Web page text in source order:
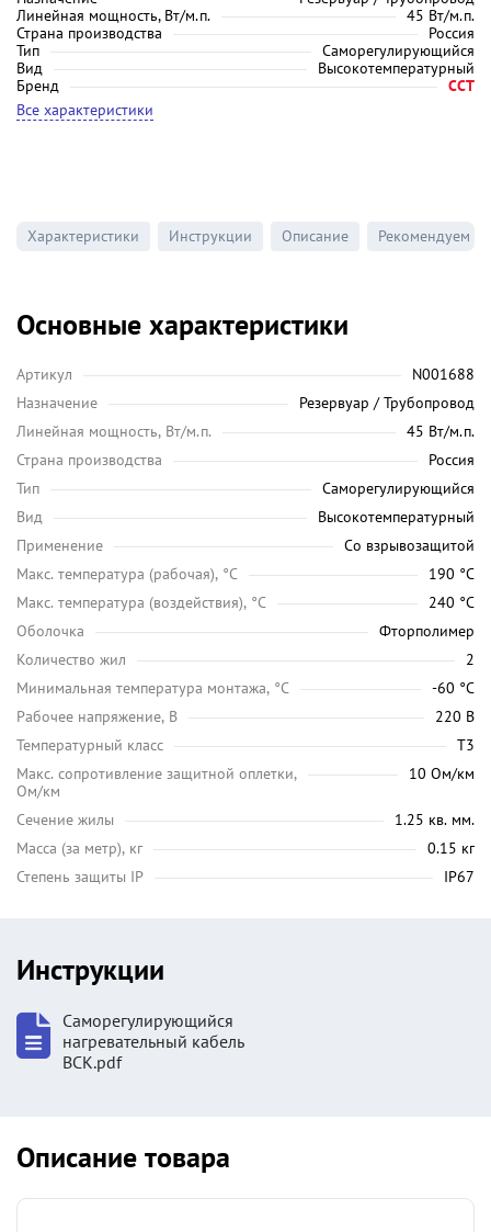
Линейная мощность, Вт/м.п.
45 Вт/м.п.
Страна производства
Россия
Тип
Саморегулирующийся
Вид
Высокотемпературный
Бренд
ССТ
Все характеристики
Характеристики Инструкции Описание Рекомендуем
Основные характеристики
Артикул
N001688
Назначение
Резервуар / Трубопровод
Линейная мощность, Вт/м.п.
45 Вт/м.п.
Страна производства
Россия
Тип
Саморегулирующийся
Вид
Высокотемпературный
Применение
Со взрывозащитой
Maкс. температура (рабочая), °C
190 °C
Макс. температура (воздействия), °C
240 °C
Оболочка
Фторполимер
Количество жил
2
Минимальная температура монтажа, °C
-60 °C
Рабочее напряжение, В
220 В
Температурный класс
Т3
Макс. сопротивление защитной оплетки,
Ом/км
10 Ом/км
Сечение жилы
1.25 кв. мм.
Масса (за метр), кг
0.15 кг
Степень защиты IP
IP67
Инструкции
Саморегулирующийся
нагревательный кабель
ВСК.pdf
Описание товара